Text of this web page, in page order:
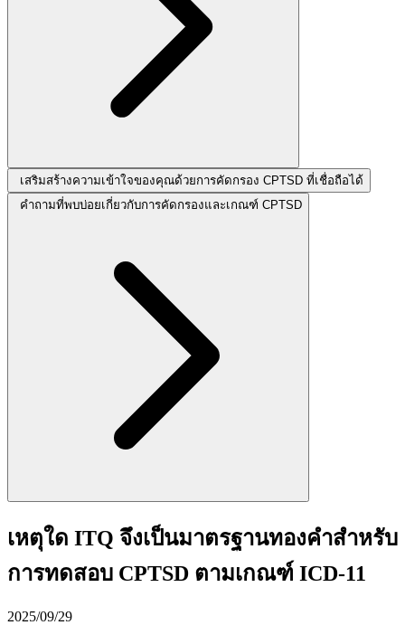
เสริมสร้างความเข้าใจของคุณด้วยการคัดกรอง CPTSD ที่เชื่อถือได้
คำถามที่พบบ่อยเกี่ยวกับการคัดกรองและเกณฑ์ CPTSD
เหตุใด ITQ จึงเป็นมาตรฐานทองคำสำหรับ
การทดสอบ CPTSD ตามเกณฑ์ ICD-11
2025/09/29